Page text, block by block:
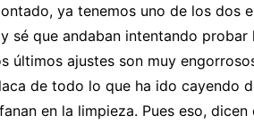
ya tenemos uno de los dos
sé que andaban intentando probar
últimos ajustes son muy
de todo lo que ha ido cayendo
en la limpieza. Pues eso, dicen